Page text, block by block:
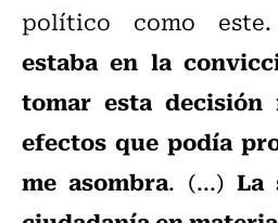
político como este.
estaba en la
tomar esta
efectos que podía
me asombra. (...)La